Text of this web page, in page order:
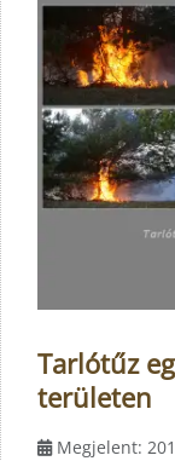
Tarlótűz
területen
Megjelent: